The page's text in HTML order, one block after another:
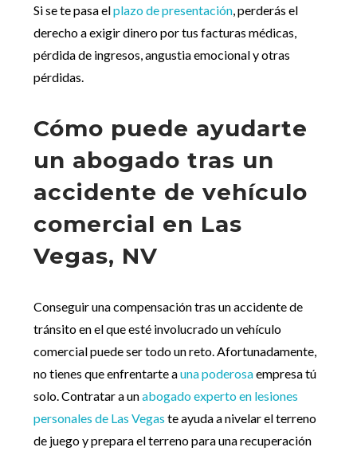
Si se te pasa elplazo de presentación , perderás el
derecho a exigir dinero por tus facturas médicas,
pérdida de ingresos, angustia emocional y otras
pérdidas.
Cómo puede ayudarte
un abogado tras un
accidente de vehículo
comercial en Las
Vegas, NV
Conseguir una compensación tras un accidente de
tránsito en el que esté involucrado un vehículo
comercial puede ser todo un reto. Afortunadamente,
no tienes que enfrentarte auna poderosaempresa tú
solo. Contratar a unabogado experto en lesiones
personales de Las Vegas te ayuda a nivelar el terreno
de juego y prepara el terreno para una recuperación